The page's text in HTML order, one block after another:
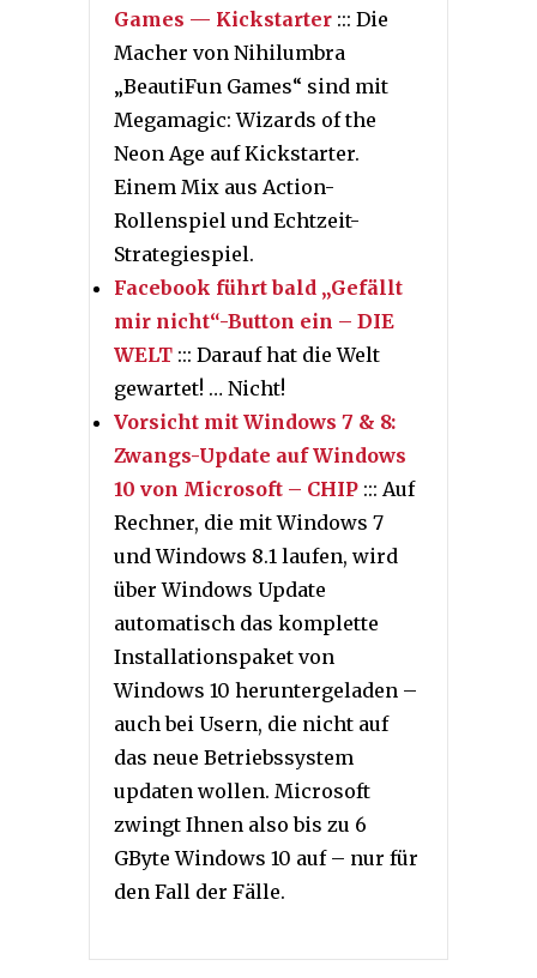
Games — Kickstarter ::: Die
Macher von Nihilumbra
„BeautiFun Games“ sind mit
Megamagic: Wizards of the
Neon Age auf Kickstarter.
Einem Mix aus Action-
Rollenspiel und Echtzeit-
Strategiespiel.
Facebook führt bald „Gefällt
mir nicht“-Button ein – DIE
WELT ::: Darauf hat die Welt
gewartet! … Nicht!
Vorsicht mit Windows 7 & 8:
Zwangs-Update auf Windows
10 von Microsoft – CHIP ::: Auf
Rechner, die mit Windows 7
und Windows 8.1 laufen, wird
über Windows Update
automatisch das komplette
Installationspaket von
Windows 10 heruntergeladen –
auch bei Usern, die nicht auf
das neue Betriebssystem
updaten wollen. Microsoft
zwingt Ihnen also bis zu 6
GByte Windows 10 auf – nur für
den Fall der Fälle.